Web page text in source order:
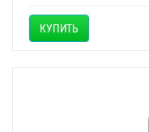
КУПИТЬ